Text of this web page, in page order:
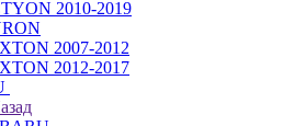
2010-2019
2007-2012
2012-2017